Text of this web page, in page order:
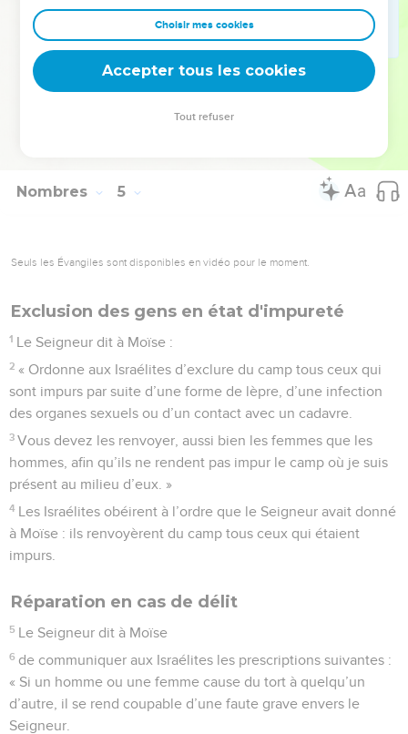
© Société biblique française – Bibli’O, 1997, avec autorisation. Pour vous procurer
Nombres 5
Seuls les Évangiles sont disponibles en vidéo pour le moment.
Exclusion des gens en état d'impureté
1 Le Seigneur dit à Moïse :
2 « Ordonne aux Israélites d’exclure du camp tous ceux qui
sont impurs par suite d’une forme de lèpre, d’une infection
des organes sexuels ou d’un contact avec un cadavre.
3 Vous devez les renvoyer, aussi bien les femmes que les
hommes, afin qu’ils ne rendent pas impur le camp où je suis
présent au milieu d’eux. »
4 Les Israélites obéirent à l’ordre que le Seigneur avait donné
à Moïse : ils renvoyèrent du camp tous ceux qui étaient
impurs.
Réparation en cas de délit
5 Le Seigneur dit à Moïse
6 de communiquer aux Israélites les prescriptions suivantes :
« Si un homme ou une femme cause du tort à quelqu’un
d’autre, il se rend coupable d’une faute grave envers le
Seigneur.
Choisir mes cookies
Accepter tous les cookies
Tout refuser